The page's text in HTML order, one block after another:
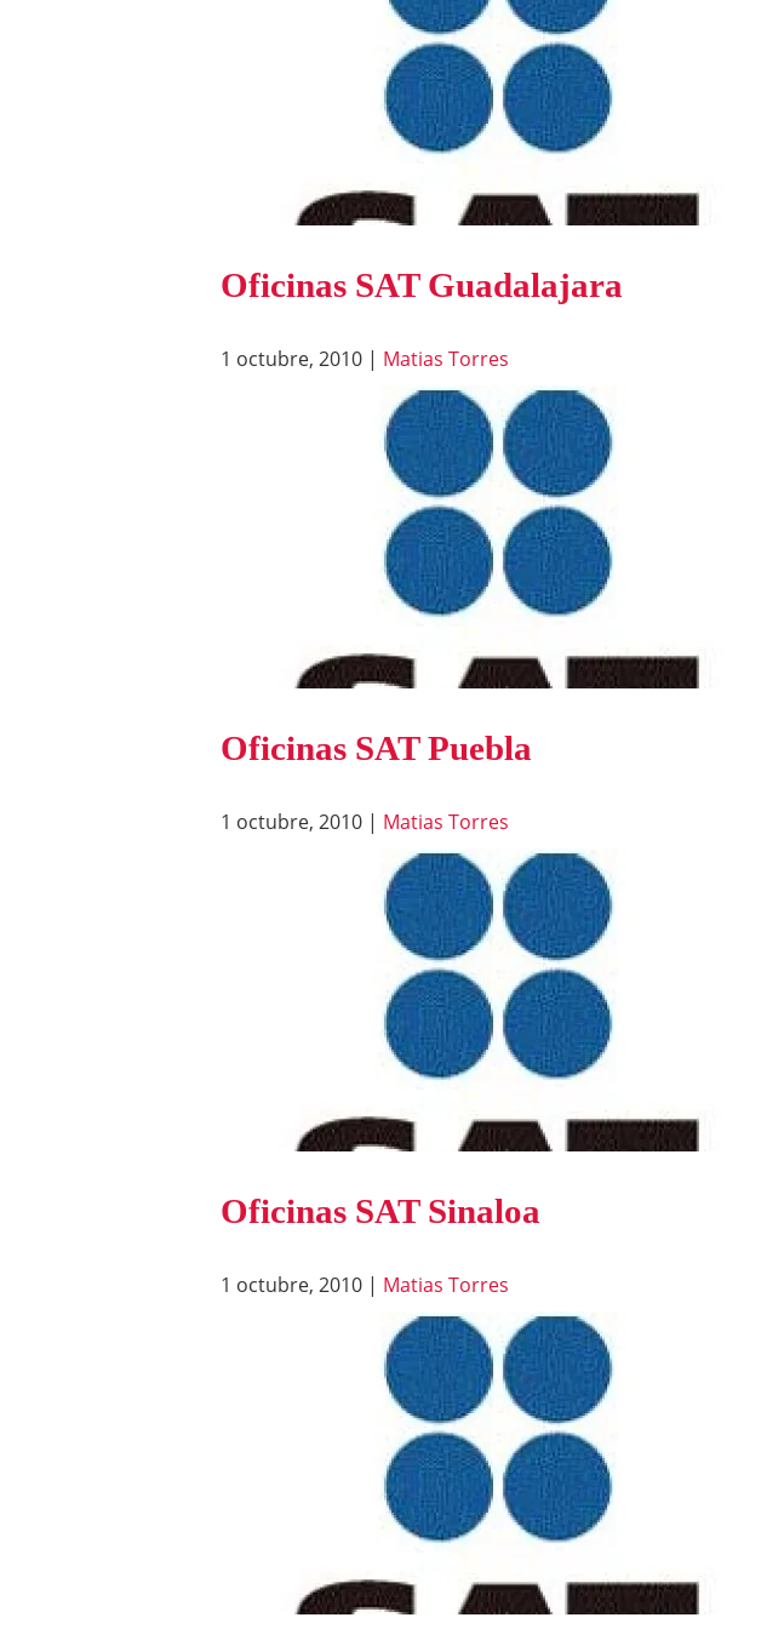
Oficinas SAT Guadalajara
1 octubre, 2010 | Matias Torres
Oficinas SAT Puebla
1 octubre, 2010 | Matias Torres
Oficinas SAT Sinaloa
1 octubre, 2010 | Matias Torres